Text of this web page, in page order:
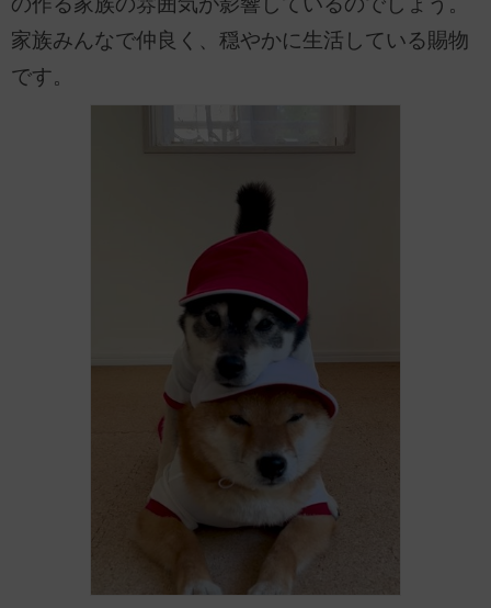
家族みんなで仲良く、穏やかに生活している賜物
です。